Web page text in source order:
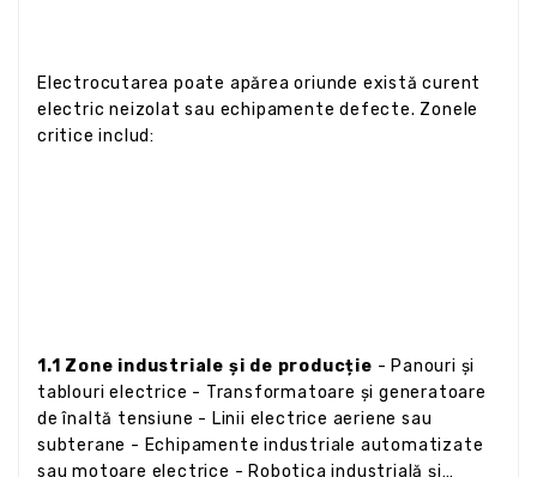
Electrocutarea poate apărea oriunde există curent
electric neizolat sau echipamente defecte. Zonele
critice includ:
1.1 Zone industriale și de producție - Panouri și
tablouri electrice - Transformatoare și generatoare
de înaltă tensiune - Linii electrice aeriene sau
subterane - Echipamente industriale automatizate
sau motoare electrice - Robotica industrială și